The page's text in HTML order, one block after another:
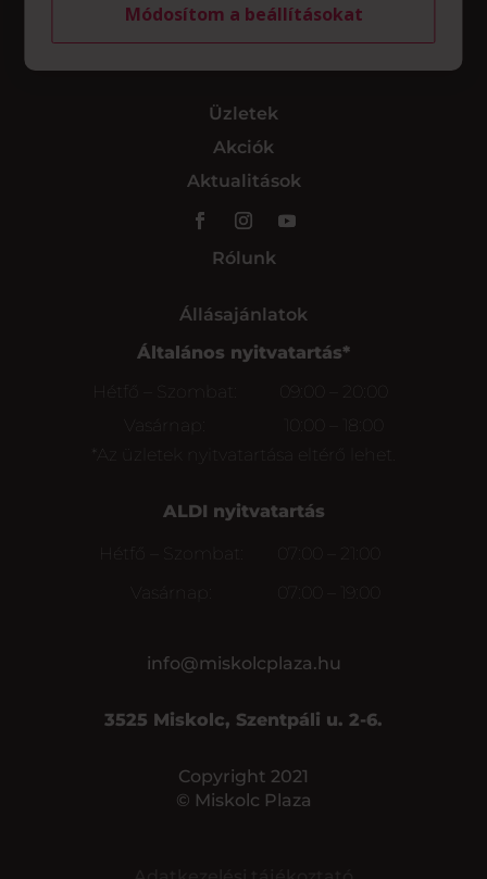
Üzletek
Akciók
Aktualitások
Rólunk
Állásajánlatok
Általános nyitvatartás*
Hétfő – Szombat:
09:00 – 20:00
Vasárnap:
*Az üzletek nyitvatartása eltérő lehet.
ALDI nyitvatartás
Hétfő – Szombat:
07:00 – 21:00
Vasárnap:
info@miskolcplaza.hu
3525 Miskolc, Szentpáli u. 2-6.
Copyright 2021
© Miskolc Plaza
Módosítom a beállításokat